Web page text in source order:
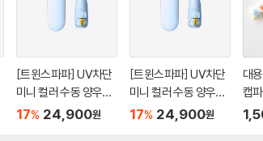
[트윈스파파] UV차단
미니 컬러 수동 양우산
케이스 세트(P0000T
17% 24,900원
[트윈스파파] UV차단
미니 컬러 수동 양우산
케이스 세트(P0000T
17% 24,900원
대
캡
슬